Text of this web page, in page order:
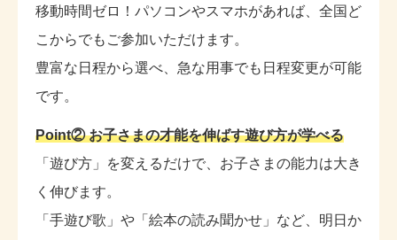
移動時間ゼロ！パソコンやスマホがあれば、全国ど
こからでもご参加いただけます。
豊富な日程から選べ、急な用事でも日程変更が可能
です。
Point② お子さまの才能を伸ばす遊び方が学べる
「遊び方」を変えるだけで、お子さまの能力は大き
く伸びます。
「手遊び歌」や「絵本の読み聞かせ」など、明日か